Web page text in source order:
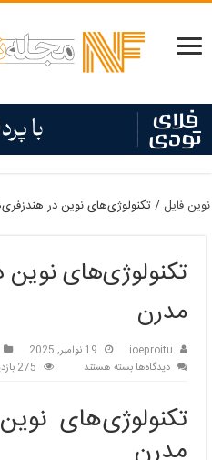
نوین فایل/تکنولوژی‌های نوین در
تکنولوژی‌های
مدرن
ioeproitu 19 نوامبر, 2025
دیدگاه‌هابرای
در
هندزفری‌های
بسته هستند 275 بازدید
تکنولوژی‌های
مدرن